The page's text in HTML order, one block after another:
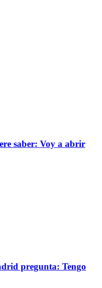
saber: Voy a abrir
pregunta: Tengo